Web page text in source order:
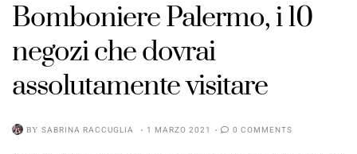
Bomboniere Palermo, i 10
negozi che dovrai
assolutamente visitare
BY SABRINA RACCUGLIA 1 MARZO 2021 0 COMMENTS